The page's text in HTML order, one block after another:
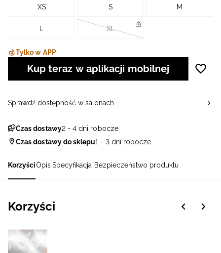
KorzyściOpis Specyfikacja Bezpieczeństwo produktu
Korzyści
XS S M
L XL
Tylko w APP
Kup teraz w aplikacji mobilnej
Czas dostawy2 - 4 dni robocze
Czas dostawy do sklepu1 - 3 dni robocze
Sprawdź dostępność w salonach